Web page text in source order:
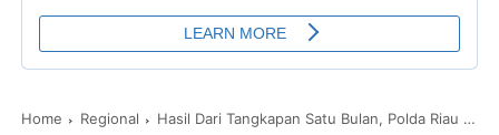
Home Regional Hasil Dari Tangkapan Satu Bulan, Polda Riau Musnahkan 189 Kg Sabu Dan 889 Ekstasi